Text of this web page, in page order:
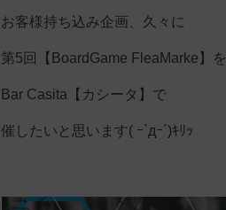
お客様持ち込み企画、久々に
第5回【BoardGame FleaMarke】を
Bar Casita【カシータ】で
催したいと思います( ｰ`дｰ´)ｷﾘｯ